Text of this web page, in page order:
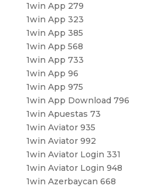
1win App 279
1win App 323
1win App 385
1win App 568
1win App 733
1win App 96
1win App 975
1win App Download 796
1win Apuestas 73
1win Aviator 935
1win Aviator 992
1win Aviator Login 331
1win Aviator Login 948
1win Azerbaycan 668